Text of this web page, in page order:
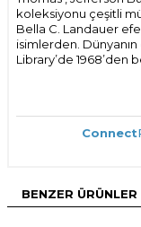
koleksiyonu çeşitli
Bella C. Landauer
isimlerden.
Library’de 1968’den
Connect
BENZER ÜRÜNLER